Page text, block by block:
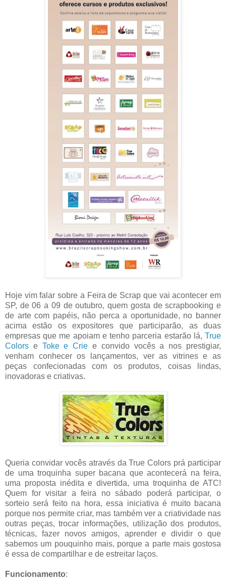
Hoje vim falar sobre a Feira de Scrap que vai acontecer em
SP, de 06 a 09 de outubro, quem gosta de scrapbooking e
de arte com papéis, não perca a oportunidade, no banner
acima estão os expositores que participarão, as duas
empresas que me apoiam e tenho parceria estarão lá, True
Colors e Toke e Crie e convido vocês a nos prestigiar,
venham conhecer os lançamentos, ver as vitrines e as
peças confecionadas com os produtos, coisas lindas,
inovadoras e criativas.
Queria convidar vocês através da True Colors prá participar
de uma troquinha super bacana que acontecerá na feira,
uma proposta inédita e divertida, uma troquinha de ATC!
Quem for visitar a feira no sábado poderá participar, o
sorteio será feito na hora, essa iniciativa é muito bacana
porque nos permite criar, mas também ver a criatividade nas
outras peças, trocar informações, utilização dos produtos,
técnicas, fazer novos amigos, aprender e dividir o que
sabemos um pouquinho mais, porque a parte mais gostosa
é essa de compartilhar e de estreitar laços.
Funcionamento: